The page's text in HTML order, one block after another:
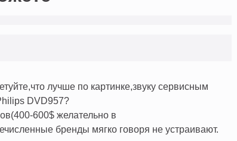
лучше по картинке,звуку сервисным
DVD957?
600$ желательно в
бренды мягко говоря не устраивают.